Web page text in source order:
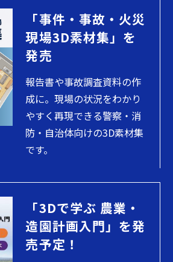
「事件・事故・火災
現場3D素材集」を
発売
報告書や事故調査資料の作
成に。現場の状況をわかり
やすく再現できる警察・消
防・自治体向けの3D素材集
です。
「3Dで学ぶ 農業・
造園計画入門」を発
売予定！